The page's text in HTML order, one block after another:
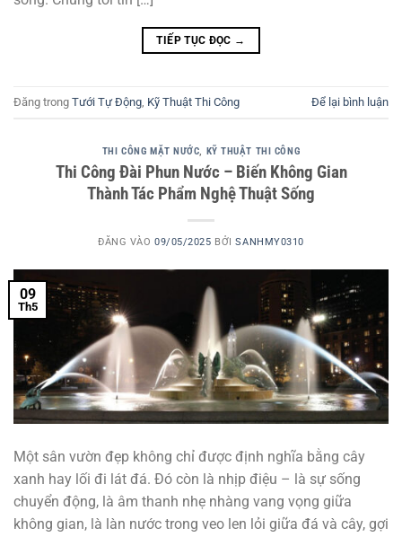
TIẾP TỤC ĐỌC →
Đăng trong Tưới Tự Động Kỹ Thuật Thi Công Để lại bình luận
THI CÔNG MẶT NƯỚC, KỸ THUẬT THI CÔNG
Thi Công Đài Phun Nước – Biến Không Gian
Thành Tác Phẩm Nghệ Thuật Sống
ĐĂNG VÀO 09/05/2025 BỞISANHMY0310
09
Th5
Một sân vườn đẹp không chỉ được định nghĩa bằng cây
xanh hay lối đi lát đá. Đó còn là nhịp điệu – là sự sống
chuyển động, là âm thanh nhẹ nhàng vang vọng giữa
không gian, là làn nước trong veo len lỏi giữa đá và cây, gợi